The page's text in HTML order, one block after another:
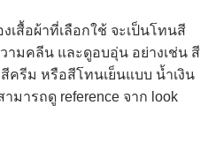
อผ้าที่เลือกใช้ จะเป็นโทนสี
มคลีน และดูอบอุ่น อย่างเช่น สี
ครีม หรือสีโทนเย็นแบบ น้ำเงิน
มารถดู reference จาก look